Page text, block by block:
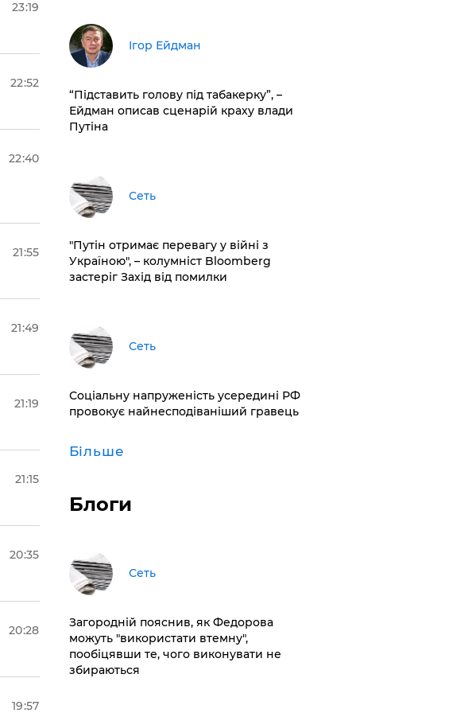
23:19
22:52
22:40
21:55
21:49
21:19
21:15
20:35
20:28
19:57
Ігор Ейдман
​“Підставить голову під табакерку”, –
Ейдман описав сценарій краху влади
Путіна
Сеть
"Путін отримає перевагу у війні з
Україною", – колумніст Bloomberg
застеріг Захід від помилки
Сеть
Соціальну напруженість усередині РФ
провокує найнесподіваніший гравець
Більше
Блоги
Сеть
Загородній пояснив, як Федорова
можуть "використати втемну",
пообіцявши те, чого виконувати не
збираються